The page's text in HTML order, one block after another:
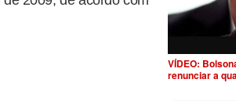
VÍDEO:
renunciar a